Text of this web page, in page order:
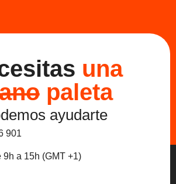
una
paleta
ayudarte
901
9h a 15h (GMT +1)